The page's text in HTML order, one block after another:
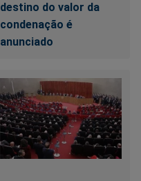
destino do valor da
condenação é
anunciado